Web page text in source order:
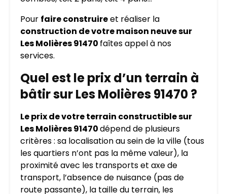
Pour faire construireet réaliser la
construction de votre maison neuve sur
Les Molières 91470 faîtes appel à nos
services.
Quel est le prix d’un terrain à
bâtir sur Les Molières 91470 ?
Le prix de votre terrain constructible sur
Les Molières 91470dépend de plusieurs
critères : sa localisation au sein de la ville (tous
les quartiers n’ont pas la même valeur), la
proximité avec les transports et axe de
transport, l’absence de nuisance (pas de
route passante), la taille du terrain, les